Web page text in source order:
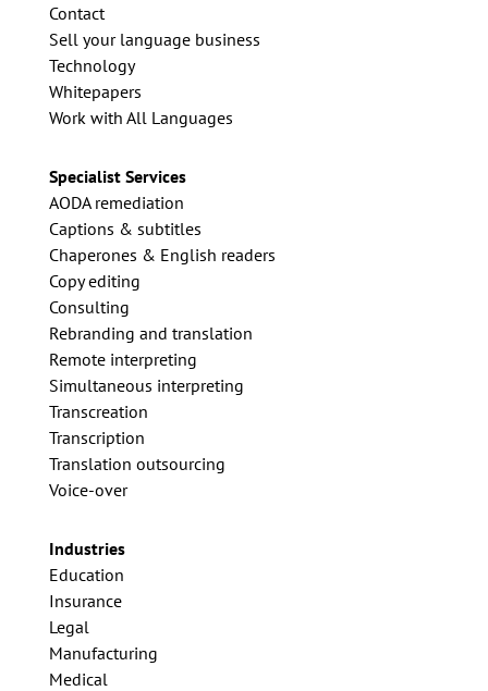
Contact
Sell your language business
Technology
Whitepapers
Work with All Languages
Specialist Services
AODA remediation
Captions & subtitles
Chaperones & English readers
Copy editing
Consulting
Rebranding and translation
Remote interpreting
Simultaneous interpreting
Transcreation
Transcription
Translation outsourcing
Voice-over
Industries
Education
Insurance
Legal
Manufacturing
Medical